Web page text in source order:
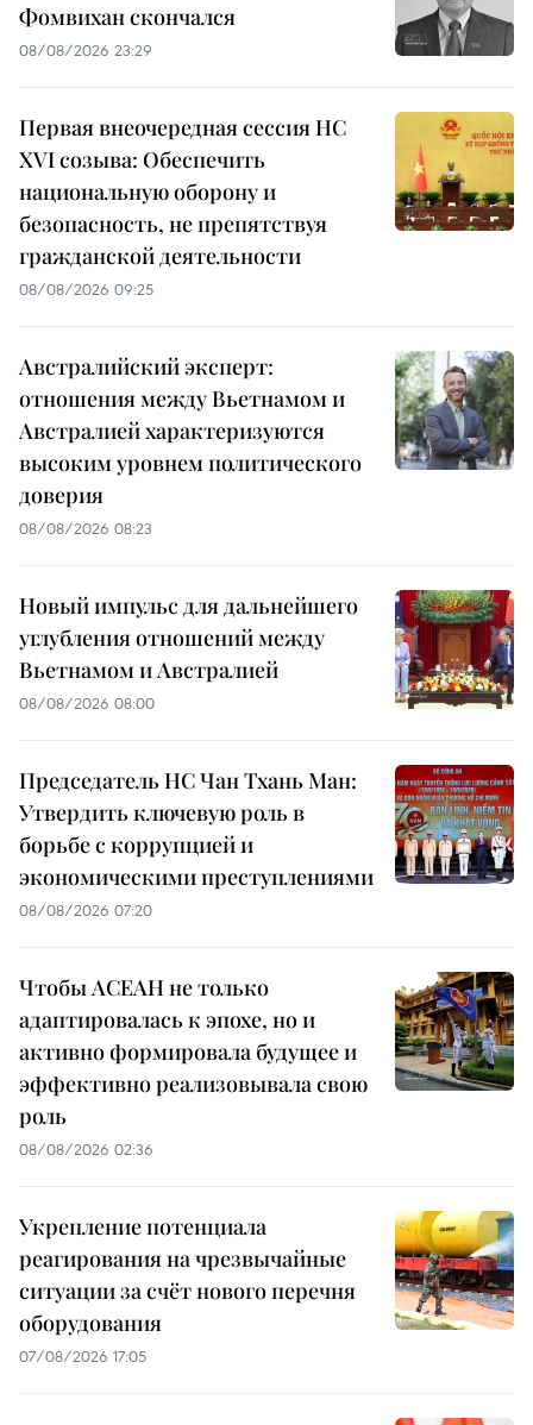
Фомвихан скончался
08/08/2026 23:29
Первая внеочередная сессия НС
XVI созыва: Обеспечить
национальную оборону и
безопасность, не препятствуя
гражданской деятельности
08/08/2026 09:25
Австралийский эксперт:
отношения между Вьетнамом и
Австралией характеризуются
высоким уровнем политического
доверия
08/08/2026 08:23
Новый импульс для дальнейшего
углубления отношений между
Вьетнамом и Австралией
08/08/2026 08:00
Председатель НС Чан Тхань Ман:
Утвердить ключевую роль в
борьбе с коррупцией и
экономическими преступлениями
08/08/2026 07:20
Чтобы АСЕАН не только
адаптировалась к эпохе, но и
активно формировала будущее и
эффективно реализовывала свою
роль
08/08/2026 02:36
Укрепление потенциала
реагирования на чрезвычайные
ситуации за счёт нового перечня
оборудования
07/08/2026 17:05